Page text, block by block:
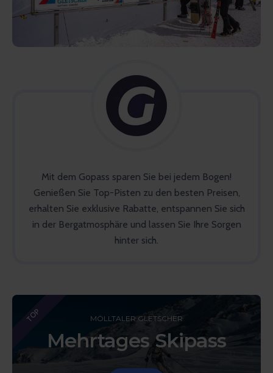
Mit dem Gopass sparen Sie bei jedem Bogen!
Genießen Sie Top-Pisten zu den besten Preisen,
erhalten Sie exklusive Rabatte, entspannen Sie sich
in der Bergatmosphäre und lassen Sie Ihre Sorgen
hinter sich.
TOP MÖLLTALER GLETSCHER
Mehrtages Skipass